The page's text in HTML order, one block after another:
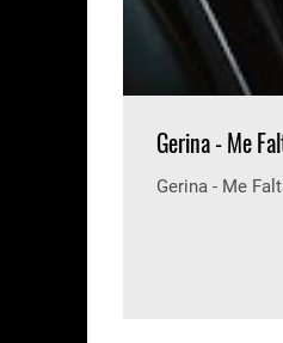
Gerina - Me
Gerina - Me